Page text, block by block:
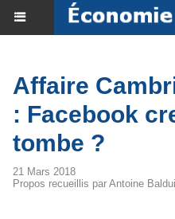
Affaire
: Facebook
tombe ?
21 Mars 2018
Propos recueillis par Antoine